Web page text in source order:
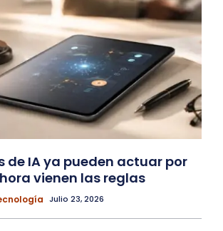
de IA ya pueden actuar por
vienen las reglas
Julio 23, 2026